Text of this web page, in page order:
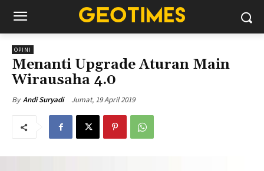
OPINI
Menanti Upgrade Aturan Main
Wirausaha 4.0
By Andi Suryadi Jumat, 19 April 2019